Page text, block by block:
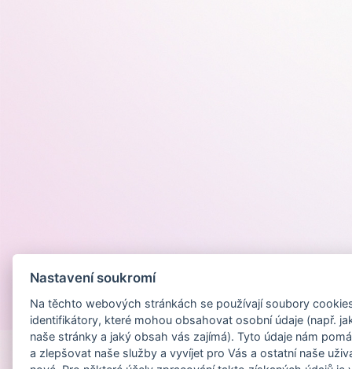
Provozováno
Nastavení soukromí
Na těchto webových stránkách se používají soubory
identifikátory, které mohou obsahovat osobní údaje (např.
naše stránky a jaký obsah vás zajímá). Tyto údaje nám
a zlepšovat naše služby a vyvíjet pro Vás a ostatní naše